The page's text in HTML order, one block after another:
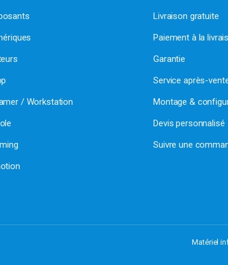
/ Workstation
Livraison gratuite
Paiement à la
Garantie
Service après-
Montage &
Devis personnalisé
Suivre une
Matériel